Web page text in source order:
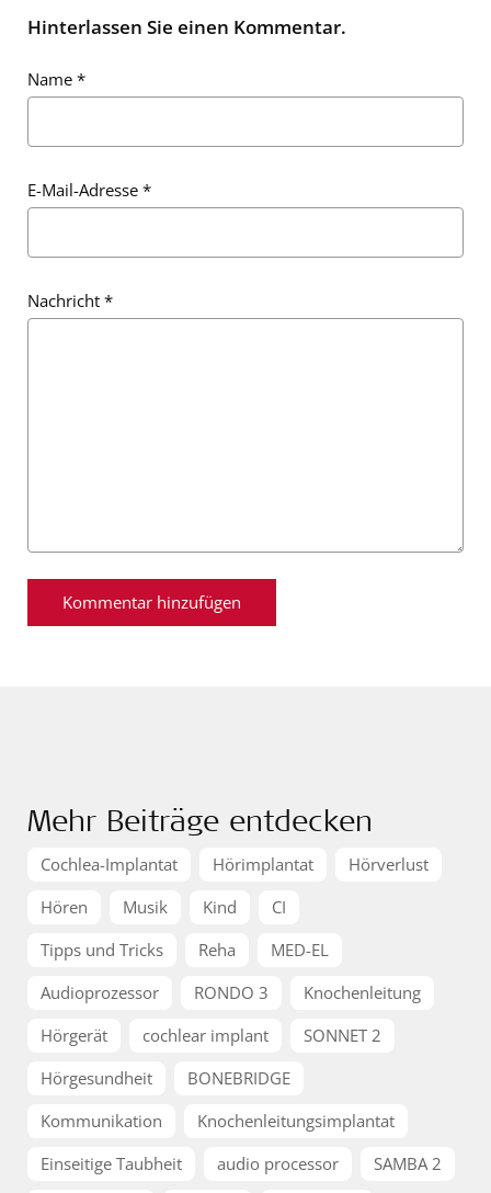
Hinterlassen Sie einen Kommentar.
Name *
E-Mail-Adresse *
Nachricht *
Mehr Beiträge entdecken
Cochlea-Implantat Hörimplantat
Hörverlust
Hören
Musik Kind
CI
Tipps und Tricks
Reha
MED-EL
Audioprozessor
RONDO 3
Knochenleitung
Hörgerät
cochlear implant
SONNET 2
Hörgesundheit
BONEBRIDGE
Kommunikation
Knochenleitungsimplantat
Einseitige Taubheit
audio processor
SAMBA 2